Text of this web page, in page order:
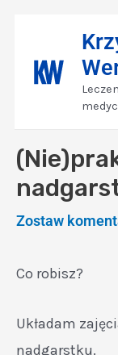
content
Zostaw
Co robisz?
Układam
nadgarstku.